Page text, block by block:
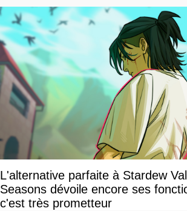
L'alternative parfaite à Stardew
Seasons dévoile encore ses
c'est très prometteur